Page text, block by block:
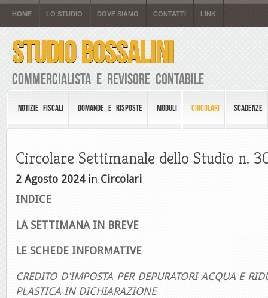
HOME LO STUDIO DOVE SIAMO CONTATTI LINK
STUDIO BOSSALINI
Commercialista e Revisore Contabile
NOTIZIE FISCALI DOMANDE E RISPOSTE MODULI CIRCOLARI SCADENZE
Circolare Settimanale dello Studio n.
2 Agosto 2024in Circolari
INDICE
LA SETTIMANA IN BREVE
LE SCHEDE INFORMATIVE
CREDITO D'IMPOSTA PER DEPURATORI ACQUA E
PLASTICA IN DICHIARAZIONE